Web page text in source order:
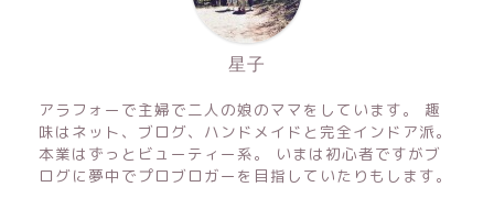
星子
アラフォーで主婦で二人の娘のママをしています。 趣
味はネット、ブログ、ハンドメイドと完全インドア派。
本業はずっとビューティー系。 いまは初心者ですがブ
ログに夢中でプロブロガーを目指していたりもします。